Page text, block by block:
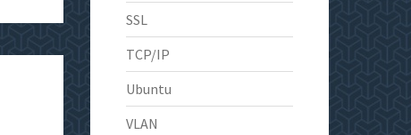
SSL
TCP/IP
Ubuntu
VLAN